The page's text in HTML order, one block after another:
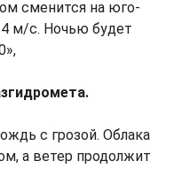
сменится на юго-
м/с. Ночью будет
с грозой. Облака
а ветер продолжит